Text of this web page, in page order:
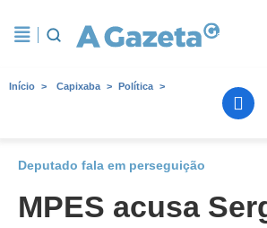
Início Capixaba Política
Deputado fala em perseguição
MPES acusa